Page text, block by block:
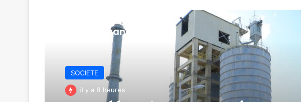
Lire le suivant
SOCIETE
il y a 8 heures
SOCIETE